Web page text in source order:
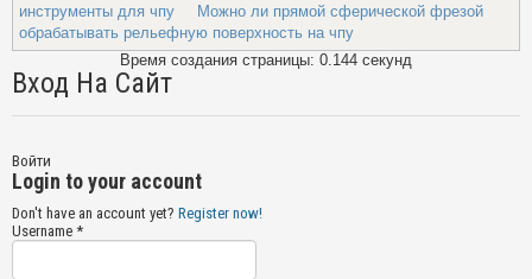
инструменты для чпу
Можно ли прямой сферической фрезой
обрабатывать рельефную поверхность на чпу
Время создания страницы: 0.144 секунд
Вход На Сайт
Войти
Login to your account
Don't have an account yet? Register now!
Username *